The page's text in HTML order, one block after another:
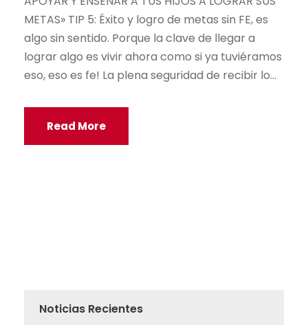
METAS» TIP 5: Éxito y logro de metas sin FE, es
algo sin sentido. Porque la clave de llegar a
lograr algo es vivir ahora como si ya tuviéramos
eso, eso es fe! La plena seguridad de recibir lo...
Read More
Noticias Recientes